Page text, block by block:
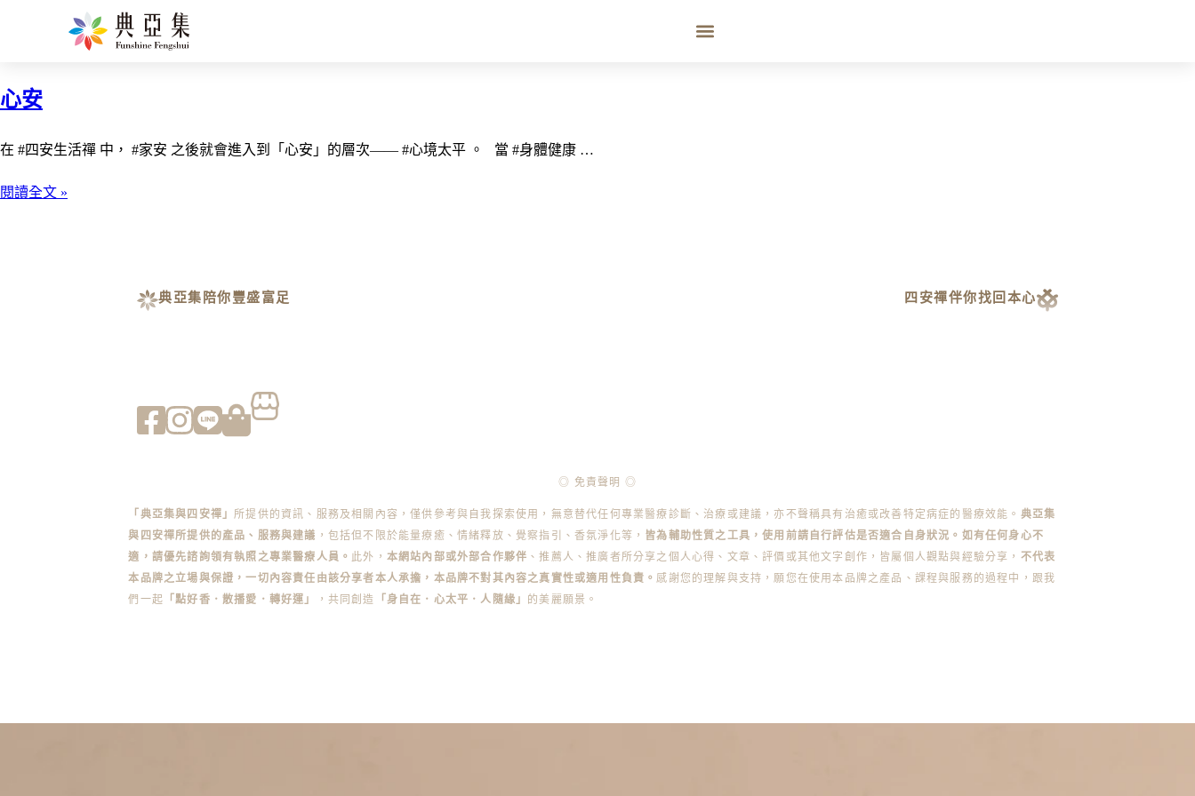
報恩四行
心安
在 #四安生活禪 中， #家安 之後就會進入到「心安」的層次—— #心境太平 。 當 #身體健康 …
閱讀全文 »
典亞集陪你豐盛富足 四安禪伴你找回本心
◎ 免責聲明 ◎
「典亞集與四安禪」 所提供的資訊、服務及相關內容，僅供參考與自我探索使用，無意替代任何專業醫療診斷、治療或建議，亦不聲稱具有治癒或改善特定病症的醫療效能。 典亞集
與四安禪所提供的產品、服務與建議 ，包括但不限於能量療癒、情緒釋放、覺察指引、香氛淨化等， 皆為輔助性質之工具，使用前請自行評估是否適合自身狀況。如有任何身心不
適，請優先諮詢領有執照之專業醫療人員。 此外， 本網站內部或外部合作夥伴 、推薦人、推廣者所分享之個人心得、文章、評價或其他文字創作，皆屬個人觀點與經驗分享， 不代表
本品牌之立場與保證，一切內容責任由該分享者本人承擔，本品牌不對其內容之真實性或適用性負責。 感謝您的理解與支持，願您在使用本品牌之產品、課程與服務的過程中，跟我
們一起 「點好香．散播愛．轉好運」 ，共同創造 「身自在．心太平．人隨緣」 的美麗願景。